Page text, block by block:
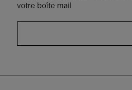
votre boîte mail